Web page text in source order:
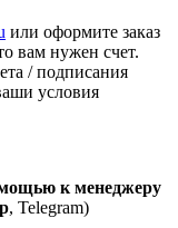
или оформите заказ
вам нужен счет.
/ подписания
условия
к менеджеру
, Telegram)